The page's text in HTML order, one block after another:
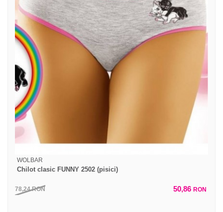
WOLBAR
Chilot clasic FUNNY 2502 (pisici)
78,24RON 50,86 RON